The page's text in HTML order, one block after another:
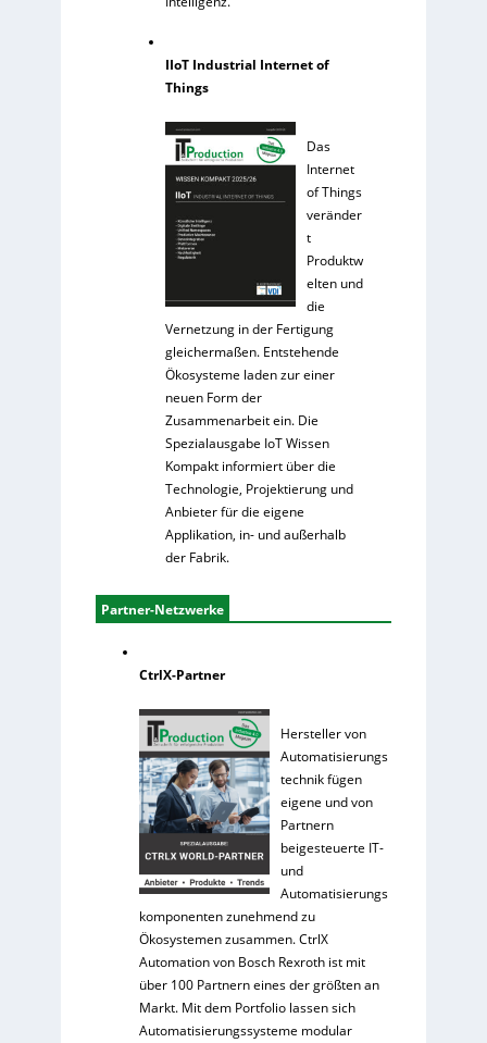
IIoT Industrial Internet of
Things
Das
Internet
of Things
veränder
t
Produktw
elten und
die
Vernetzung in der Fertigung
gleichermaßen. Entstehende
Ökosysteme laden zur einer
neuen Form der
Zusammenarbeit ein. Die
Spezialausgabe IoT Wissen
Kompakt informiert über die
Technologie, Projektierung und
Anbieter für die eigene
Applikation, in- und außerhalb
der Fabrik.
Partner-Netzwerke
CtrlX-Partner
Hersteller von
Automatisierungs
technik fügen
eigene und von
Partnern
beigesteuerte IT-
und
Automatisierungs
komponenten zunehmend zu
Ökosystemen zusammen. CtrlX
Automation von Bosch Rexroth ist mit
über 100 Partnern eines der größten an
Markt. Mit dem Portfolio lassen sich
Automatisierungssysteme modular